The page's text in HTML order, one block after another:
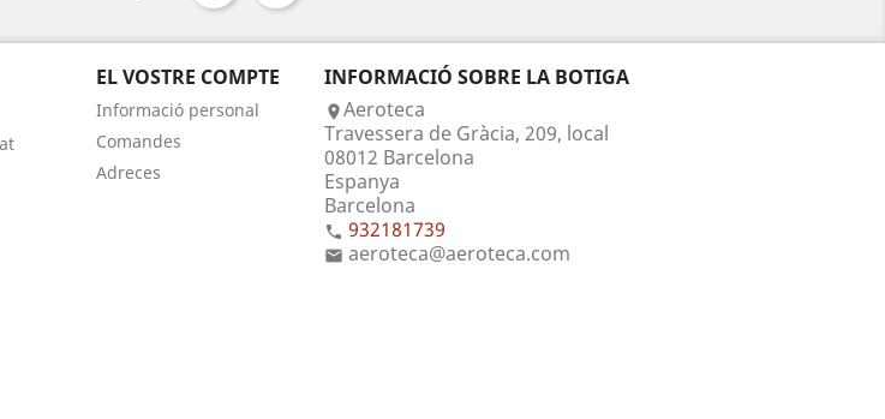
EL VOSTRE COMPTE
Informació personal
Comandes
Adreces
INFORMACIÓ SOBRE LA BOTIGA
Aeroteca
Travessera de Gràcia, 209, local
08012 Barcelona
Espanya
Barcelona
 932181739
 aeroteca@aeroteca.com